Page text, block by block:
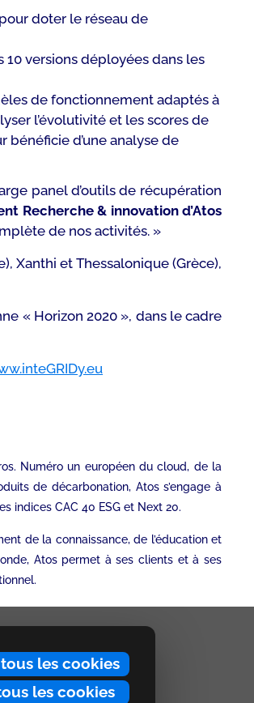
les cookies
les cookies
doter le réseau de
versions déployées dans les
de fonctionnement adaptés à
l’évolutivité et les scores de
bénéficie d’une analyse de
panel d’outils de récupération
Recherche & innovation d’Atos
de nos activités. »
Xanthi et Thessalonique (Grèce),
« Horizon 2020 », dans le cadre
Numéro un européen du cloud, de la
de décarbonation, Atos s’engage à
indices CAC 40 ESG et Next 20.
de la connaissance, de l’éducation et
Atos permet à ses clients et à ses